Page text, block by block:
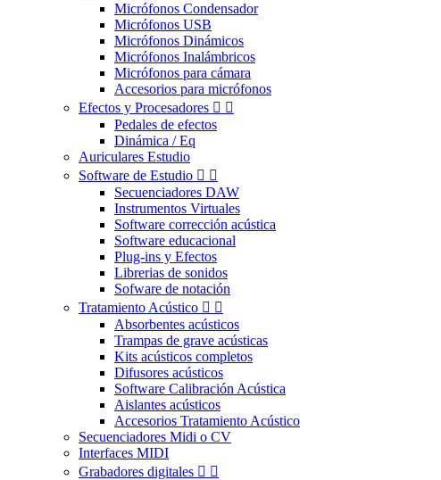
Micrófonos Condensador
Micrófonos USB
Micrófonos Dinámicos
Micrófonos Inalámbricos
Micrófonos para cámara
Accesorios para micrófonos
Efectos y Procesadores  
Pedales de efectos
Dinámica / Eq
Auriculares Estudio
Software de Estudio  
Secuenciadores DAW
Instrumentos Virtuales
Software corrección acústica
Software educacional
Plug-ins y Efectos
Librerias de sonidos
Sofware de notación
Tratamiento Acústico  
Absorbentes acústicos
Trampas de grave acústicas
Kits acústicos completos
Difusores acústicos
Software Calibración Acústica
Aislantes acústicos
Accesorios Tratamiento Acústico
Secuenciadores Midi o CV
Interfaces MIDI
Grabadores digitales  